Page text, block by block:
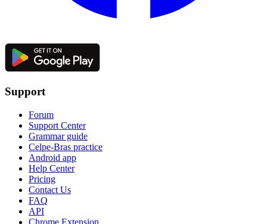
Support
Forum
Support Center
Grammar guide
Celpe-Bras practice
Android app
Help Center
Pricing
Contact Us
FAQ
API
Chrome Extension